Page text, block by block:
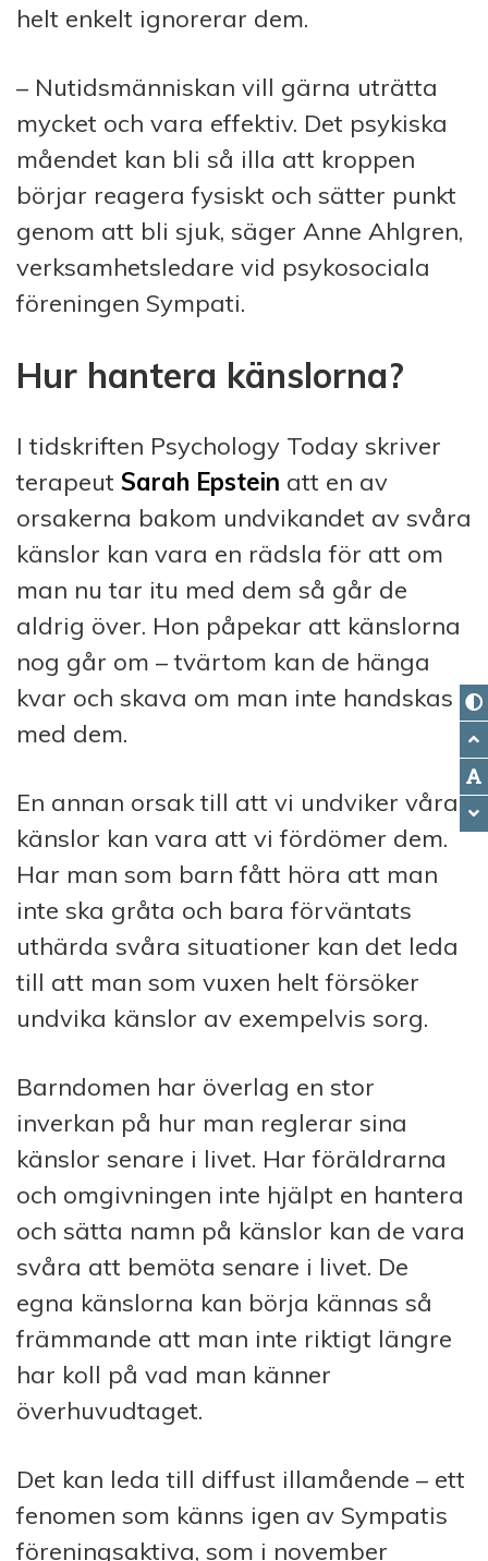
helt enkelt ignorerar dem.
– Nutidsmänniskan vill gärna uträtta
mycket och vara effektiv. Det psykiska
måendet kan bli så illa att kroppen
börjar reagera fysiskt och sätter punkt
genom att bli sjuk, säger Anne Ahlgren,
verksamhetsledare vid psykosociala
föreningen Sympati.
Hur hantera känslorna?
I tidskriften Psychology Today skriver
terapeut Sarah Epstein att en av
orsakerna bakom undvikandet av svåra
känslor kan vara en rädsla för att om
man nu tar itu med dem så går de
aldrig över. Hon påpekar att känslorna
nog går om – tvärtom kan de hänga
kvar och skava om man inte handskas
med dem.
En annan orsak till att vi undviker våra
känslor kan vara att vi fördömer dem.
Har man som barn fått höra att man
inte ska gråta och bara förväntats
uthärda svåra situationer kan det leda
till att man som vuxen helt försöker
undvika känslor av exempelvis sorg.
Barndomen har överlag en stor
inverkan på hur man reglerar sina
känslor senare i livet. Har föräldrarna
och omgivningen inte hjälpt en hantera
och sätta namn på känslor kan de vara
svåra att bemöta senare i livet. De
egna känslorna kan börja kännas så
främmande att man inte riktigt längre
har koll på vad man känner
överhuvudtaget.
Det kan leda till diffust illamående – ett
fenomen som känns igen av Sympatis
föreningsaktiva, som i november